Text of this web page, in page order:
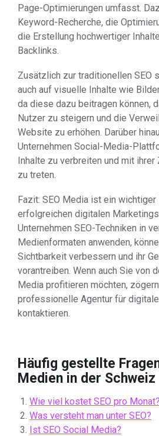
Page-Optimierungen umfasst.
Keyword-Recherche, die
die Erstellung hochwertiger
Backlinks.
Zusätzlich zur traditionellen SEO
auch auf visuelle Inhalte wie
da diese dazu beitragen können,
Nutzer zu steigern und die
Website zu erhöhen. Darüber
Unternehmen Social-Media-
Inhalte zu verbreiten und mit
zu treten.
Fazit: SEO Media ist ein
erfolgreichen digitalen
Unternehmen SEO-Techniken in
Medienformaten anwenden,
Sichtbarkeit verbessern und ihr
vorantreiben. Wenn auch Sie von
Media profitieren möchten,
professionelle Agentur für
kontaktieren.
Häufig gestellte
Medien in der Schweiz
Wie viel kostet SEO pro Monat?
Was versteht man unter SEO?
Ist SEO Social Media?